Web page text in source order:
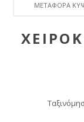
ΜΕΤΑΦΟΡΆ